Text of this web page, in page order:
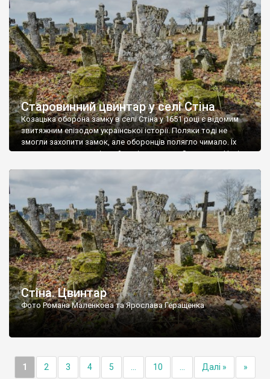
Старовинний цвинтар у селі Стіна
Козацька оборона замку в селі Стіна у 1651 році є відомим
звитяжним епізодом української історії. Поляки тоді не
змогли захопити замок, але оборонців полягло чимало. Їх
поховали на цвинтарі, який тоді називався Замковим. Нині на
ньому чимало хрестів 19 століття, є такі, де епітафії стер […]
Стіна. Цвинтар
Фото Романа Маленкова та Ярослава Геращенка
1 2 3 4 5 10 Далі » »